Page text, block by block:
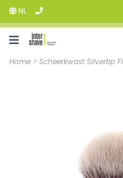
NL
Home > Scheerkwast Silvertip